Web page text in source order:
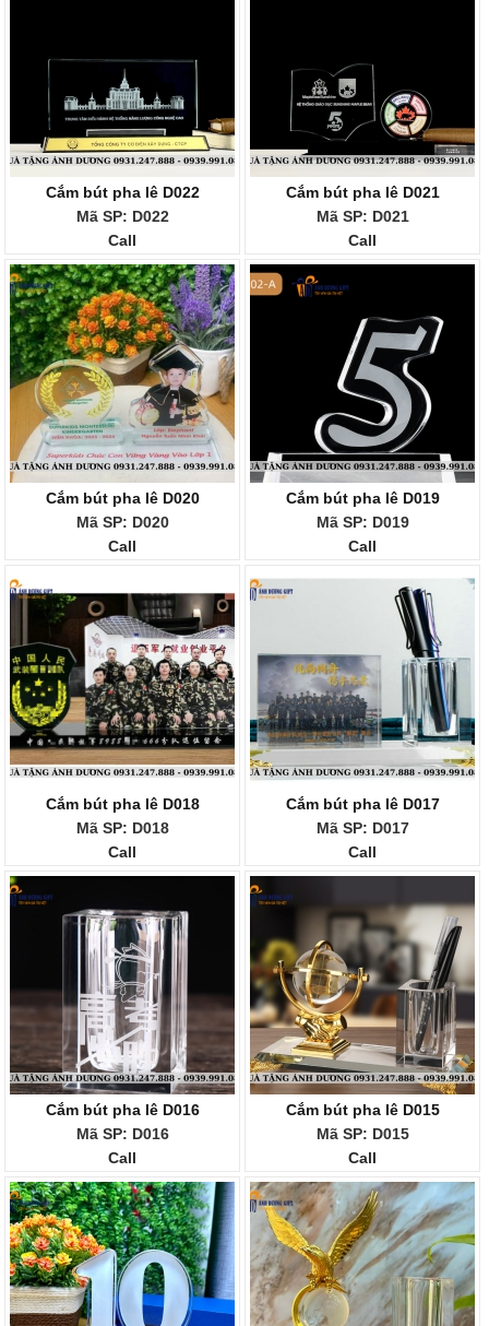
Cắm bút pha lê D022
Mã SP: D022
Call
Cắm bút pha lê D021
Mã SP: D021
Call
Cắm bút pha lê D020
Mã SP: D020
Call
Cắm bút pha lê D019
Mã SP: D019
Call
Cắm bút pha lê D018
Mã SP: D018
Call
Cắm bút pha lê D017
Mã SP: D017
Call
Cắm bút pha lê D016
Mã SP: D016
Call
Cắm bút pha lê D015
Mã SP: D015
Call